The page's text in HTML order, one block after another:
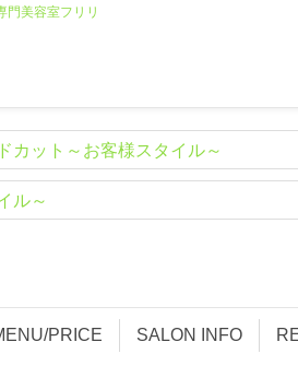
門美容室フリリ
カット～お客様スタイル～
ル～
PRICE SALON INFO